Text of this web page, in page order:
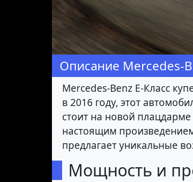
Описание Mercedes-
Mercedes-Benz E-Класс
в 2016 году, этот
стоит на новой
настоящим
предлагает уникальные
Мощность и